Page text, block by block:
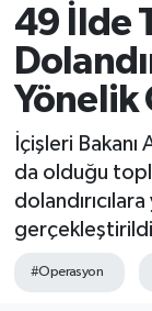
49 İlde
Yönelik
İçişleri Bakanı
da olduğu
#Operasyon
BİLİM VE
ASAYİŞ
SPOR
ULUSAL
Tüm
Son